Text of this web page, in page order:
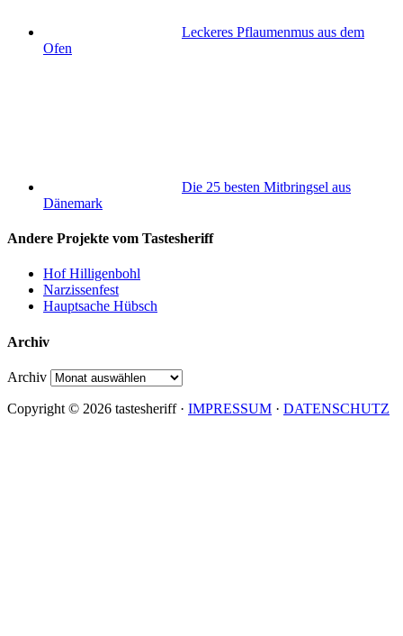
Leckeres Pflaumenmus aus dem
Ofen
Die 25 besten Mitbringsel aus
Dänemark
Andere Projekte vom Tastesheriff
Hof Hilligenbohl
Narzissenfest
Hauptsache Hübsch
Archiv
Archiv
Copyright © 2026 tastesheriff · IMPRESSUM · DATENSCHUTZ